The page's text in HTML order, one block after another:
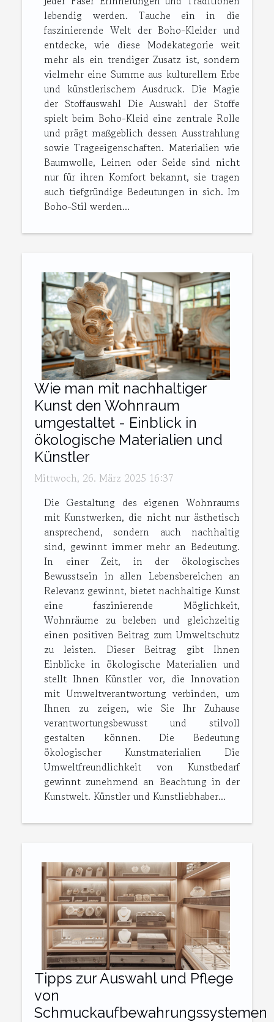
lebendig werden. Tauche ein in die
faszinierende Welt der Boho-Kleider und
entdecke, wie diese Modekategorie weit
mehr als ein trendiger Zusatz ist, sondern
vielmehr eine Summe aus kulturellem Erbe
und künstlerischem Ausdruck. Die Magie
der Stoffauswahl Die Auswahl der Stoffe
spielt beim Boho-Kleid eine zentrale Rolle
und prägt maßgeblich dessen Ausstrahlung
sowie Trageeigenschaften. Materialien wie
Baumwolle, Leinen oder Seide sind nicht
nur für ihren Komfort bekannt, sie tragen
auch tiefgründige Bedeutungen in sich. Im
Boho-Stil werden...
Wie man mit nachhaltiger
Kunst den Wohnraum
umgestaltet - Einblick in
ökologische Materialien und
Künstler
Mittwoch, 26. März 2025 16:37
Die Gestaltung des eigenen Wohnraums
mit Kunstwerken, die nicht nur ästhetisch
ansprechend, sondern auch nachhaltig
sind, gewinnt immer mehr an Bedeutung.
In einer Zeit, in der ökologisches
Bewusstsein in allen Lebensbereichen an
Relevanz gewinnt, bietet nachhaltige Kunst
eine faszinierende Möglichkeit,
Wohnräume zu beleben und gleichzeitig
einen positiven Beitrag zum Umweltschutz
zu leisten. Dieser Beitrag gibt Ihnen
Einblicke in ökologische Materialien und
stellt Ihnen Künstler vor, die Innovation
mit Umweltverantwortung verbinden, um
Ihnen zu zeigen, wie Sie Ihr Zuhause
verantwortungsbewusst und stilvoll
gestalten können. Die Bedeutung
ökologischer Kunstmaterialien Die
Umweltfreundlichkeit von Kunstbedarf
gewinnt zunehmend an Beachtung in der
Kunstwelt. Künstler und Kunstliebhaber...
Tipps zur Auswahl und Pflege
von
Schmuckaufbewahrungssystemen